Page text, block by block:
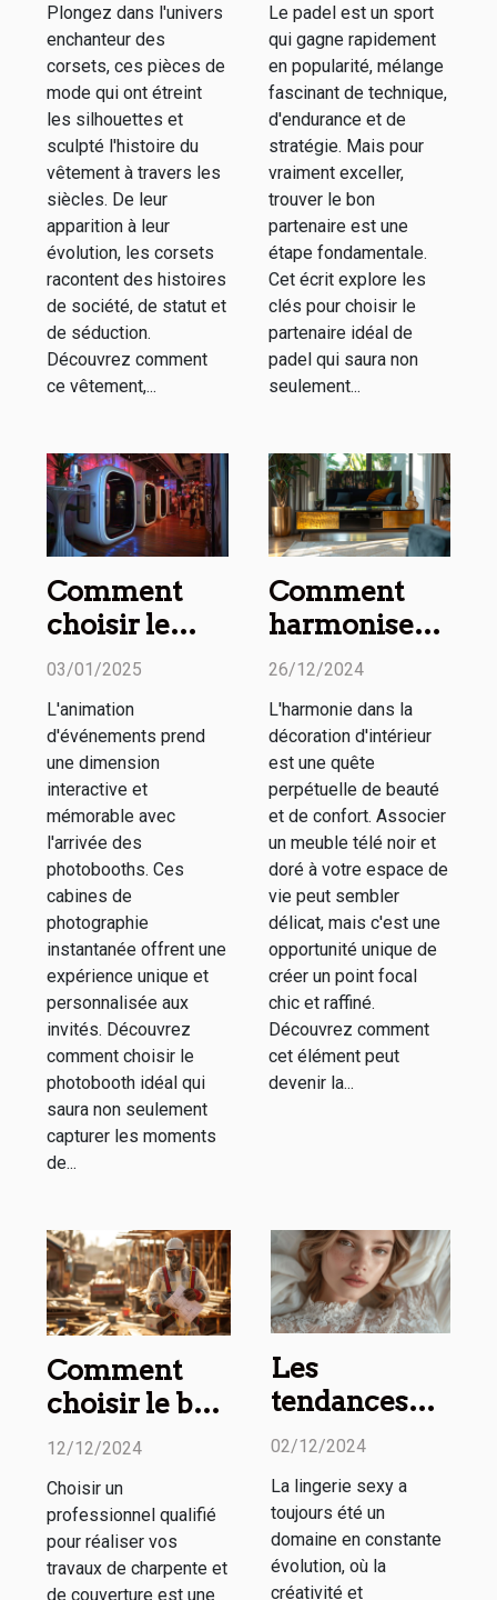
siècles
Plongez dans l'univers
enchanteur des
corsets, ces pièces de
mode qui ont étreint
les silhouettes et
sculpté l'histoire du
vêtement à travers les
siècles. De leur
apparition à leur
évolution, les corsets
racontent des histoires
de société, de statut et
de séduction.
Découvrez comment
ce vêtement,...
améliorer
votre jeu
Le padel est un sport
qui gagne rapidement
en popularité, mélange
fascinant de technique,
d'endurance et de
stratégie. Mais pour
vraiment exceller,
trouver le bon
partenaire est une
étape fondamentale.
Cet écrit explore les
clés pour choisir le
partenaire idéal de
padel qui saura non
seulement...
Comment
choisir le
meilleur
pour votre
événement
spécial
03/01/2025
L'animation
d'événements prend
une dimension
interactive et
mémorable avec
l'arrivée des
photobooths. Ces
cabines de
photographie
instantanée offrent une
expérience unique et
personnalisée aux
invités. Découvrez
comment choisir le
photobooth idéal qui
saura non seulement
capturer les moments
de...
Comment
harmoniser
un meuble
doré avec
votre décor
26/12/2024
L'harmonie dans la
décoration d'intérieur
est une quête
perpétuelle de beauté
et de confort. Associer
un meuble télé noir et
doré à votre espace de
vie peut sembler
délicat, mais c'est une
opportunité unique de
créer un point focal
chic et raffiné.
Découvrez comment
cet élément peut
devenir la...
Comment
choisir le bon
professionnel
travaux de
charpente et
couverture
12/12/2024
Choisir un
professionnel qualifié
pour réaliser vos
travaux de charpente et
de couverture est une
Les
tendances
2023 en
lingerie sexy
: Styles et
nouveautés
02/12/2024
La lingerie sexy a
toujours été un
domaine en constante
évolution, où la
créativité et